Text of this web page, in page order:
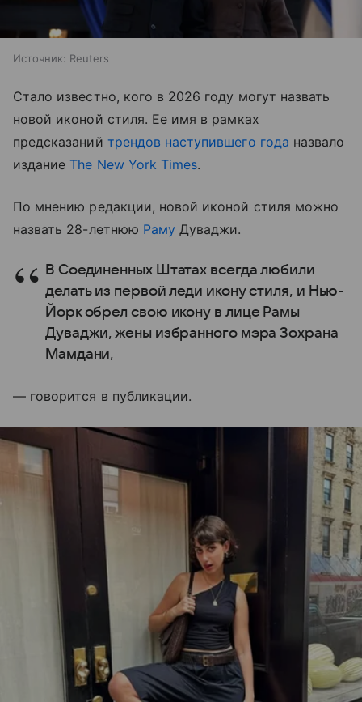
Источник: Reuters
Стало известно, кого в 2026 году могут назвать
новой иконой стиля. Ее имя в рамках
предсказаний трендов наступившего года назвало
издание The New York Times.
По мнению редакции, новой иконой стиля можно
назвать 28-летнюю Раму Дуваджи.
В Соединенных Штатах всегда любили
делать из первой леди икону стиля, и Нью-
Йорк обрел свою икону в лице Рамы
Дуваджи, жены избранного мэра Зохрана
Мамдани,
— говорится в публикации.